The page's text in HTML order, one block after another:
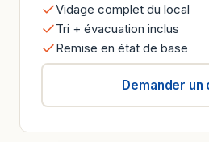
Vidage complet du local
Tri + évacuation inclus
Remise en état de base
Demander un